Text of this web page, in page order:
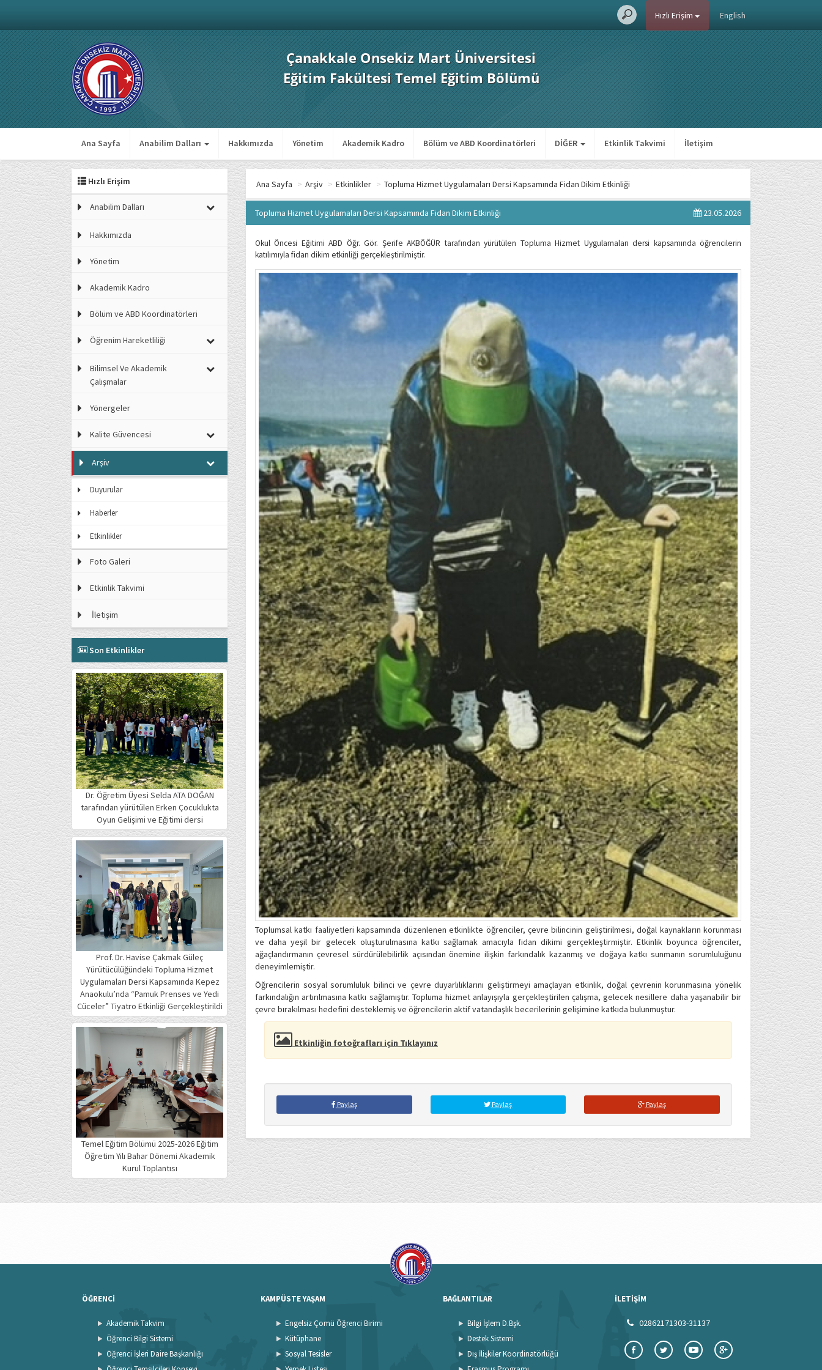
English
Hızlı Erişim
Çanakkale Onsekiz Mart Üniversitesi
Eğitim Fakültesi Temel Eğitim Bölümü
Ana Sayfa Anabilim Dalları Hakkımızda Yönetim Akademik Kadro Bölüm ve ABD Koordinatörleri DİĞER Etkinlik Takvimi İletişim
Hızlı Erişim
Anabilim Dalları
Hakkımızda
Yönetim
Akademik Kadro
Bölüm ve ABD Koordinatörleri
Öğrenim Hareketliliği
Bilimsel Ve Akademik
Çalışmalar
Yönergeler
Kalite Güvencesi
Arşiv
Duyurular
Haberler
Etkinlikler
Foto Galeri
Etkinlik Takvimi
İletişim
Son Etkinlikler
Dr. Öğretim Üyesi Selda ATA DOĞAN
tarafından yürütülen Erken Çocuklukta
Oyun Gelişimi ve Eğitimi dersi
Prof. Dr. Havise Çakmak Güleç
Yürütücülüğündeki Topluma Hizmet
Uygulamaları Dersi Kapsamında Kepez
Anaokulu’nda “Pamuk Prenses ve Yedi
Cüceler” Tiyatro Etkinliği Gerçekleştirildi
Temel Eğitim Bölümü 2025-2026 Eğitim
Öğretim Yılı Bahar Dönemi Akademik
Kurul Toplantısı
Ana Sayfa > Arşiv > Etkinlikler > Topluma Hizmet Uygulamaları Dersi Kapsamında Fidan Dikim Etkinliği
Topluma Hizmet Uygulamaları Dersi Kapsamında Fidan Dikim Etkinliği 23.05.2026
Okul Öncesi Eğitimi ABD Öğr. Gör. Şerife AKBÖĞÜR tarafından yürütülen Topluma Hizmet Uygulamaları dersi kapsamında öğrencilerin
katılımıyla fidan dikim etkinliği gerçekleştirilmiştir.
Toplumsal katkı faaliyetleri kapsamında düzenlenen etkinlikte öğrenciler, çevre bilincinin geliştirilmesi, doğal kaynakların korunması
ve daha yeşil bir gelecek oluşturulmasına katkı sağlamak amacıyla fidan dikimi gerçekleştirmiştir. Etkinlik boyunca öğrenciler,
ağaçlandırmanın çevresel sürdürülebilirlik açısından önemine ilişkin farkındalık kazanmış ve doğaya katkı sunmanın sorumluluğunu
deneyimlemiştir.
Öğrencilerin sosyal sorumluluk bilinci ve çevre duyarlılıklarını geliştirmeyi amaçlayan etkinlik, doğal çevrenin korunmasına yönelik
farkındalığın artırılmasına katkı sağlamıştır. Topluma hizmet anlayışıyla gerçekleştirilen çalışma, gelecek nesillere daha yaşanabilir bir
çevre bırakılması hedefini desteklemiş ve öğrencilerin aktif vatandaşlık becerilerinin gelişimine katkıda bulunmuştur.
Etkinliğin fotoğrafları için Tıklayınız
Paylaş Paylaş Paylaş
ÖĞRENCİ
Akademik Takvim
Öğrenci Bilgi Sistemi
Öğrenci İşleri Daire Başkanlığı
KAMPÜSTE YAŞAM
Engelsiz Çomü Öğrenci Birimi
Kütüphane
Sosyal Tesisler
BAĞLANTILAR
Bilgi İşlem D.Bşk.
Destek Sistemi
Dış İlişkiler Koordinatörlüğü
İLETİŞİM
02862171303-31137